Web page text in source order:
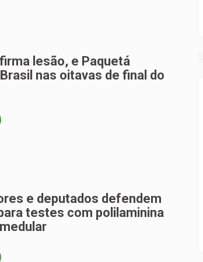
lesão, e Paquetá
nas oitavas de final do
e deputados defendem
testes com polilaminina